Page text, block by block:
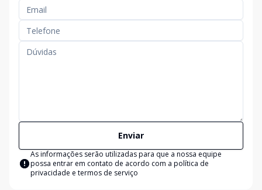
Enviar
As informações serão utilizadas para que a nossa equipe
possa entrar em contato de acordo com a política de
privacidade e termos de serviço